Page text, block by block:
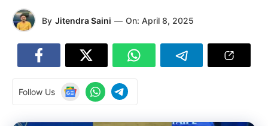
By Jitendra Saini — On: April 8, 2025
Follow Us